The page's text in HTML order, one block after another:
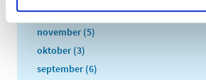
december (4)
november (5)
oktober (3)
september (6)